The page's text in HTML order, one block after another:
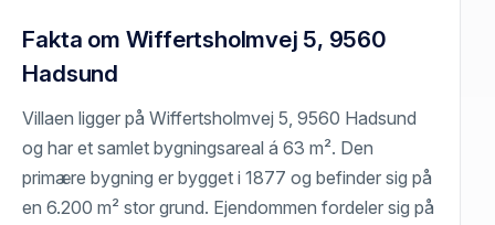
Fakta om Wiffertsholmvej 5, 9560
Hadsund
Villaen ligger på Wiffertsholmvej 5, 9560 Hadsund
og har et samlet bygningsareal á 63 m². Den
primære bygning er bygget i 1877 og befinder sig på
en 6.200 m² stor grund. Ejendommen fordeler sig på